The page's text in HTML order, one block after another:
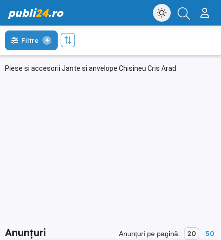
publi24.ro
Piese si accesorii Jante si anvelope Chisineu Cris Arad
Filtre 4
Anunțuri Anunțuri pe pagină: 20 50